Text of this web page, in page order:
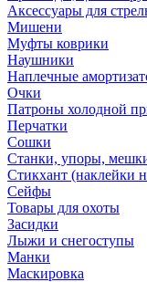
Аксессуары для
Мишени
Муфты коврики
Наушники
Наплечные
Очки
Патроны холодной
Перчатки
Сошки
Станки, упоры,
Стикхант (наклейки
Сейфы
Товары для охоты
Засидки
Лыжи и снегоступы
Манки
Маскировка